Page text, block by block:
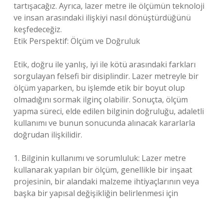
tartışacağız. Ayrıca, lazer metre ile ölçümün teknoloji
ve insan arasındaki ilişkiyi nasıl dönüştürdüğünü
keşfedeceğiz.
Etik Perspektif: Ölçüm ve Doğruluk
Etik, doğru ile yanlış, iyi ile kötü arasındaki farkları
sorgulayan felsefi bir disiplindir. Lazer metreyle bir
ölçüm yaparken, bu işlemde etik bir boyut olup
olmadığını sormak ilginç olabilir. Sonuçta, ölçüm
yapma süreci, elde edilen bilginin doğruluğu, adaletli
kullanımı ve bunun sonucunda alınacak kararlarla
doğrudan ilişkilidir.
1. Bilginin kullanımı ve sorumluluk: Lazer metre
kullanarak yapılan bir ölçüm, genellikle bir inşaat
projesinin, bir alandaki malzeme ihtiyaçlarının veya
başka bir yapısal değişikliğin belirlenmesi için